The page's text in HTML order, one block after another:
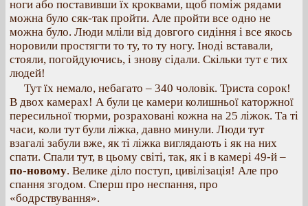
ноги або поставивши їх кроквами, щоб поміж рядами
можна було сяк-так пройти. Але пройти все одно не
можна було. Люди мліли від довгого сидіння і все якось
норовили простягти то ту, то ту ногу. Іноді вставали,
стояли, погойдуючись, і знову сідали. Скільки тут є тих
людей!
Тут їх немало, небагато – 340 чоловік. Триста сорок!
В двох камерах! А були це камери колишньої каторжної
пересильної тюрми, розраховані кожна на 25 ліжок. Та ті
часи, коли тут були ліжка, давно минули. Люди тут
взагалі забули вже, як ті ліжка виглядають і як на них
спати. Спали тут, в цьому світі, так, як і в камері 49-й –
по-новому. Велике діло поступ, цивілізація! Але про
спання згодом. Сперш про неспання, про
«бодрствування».